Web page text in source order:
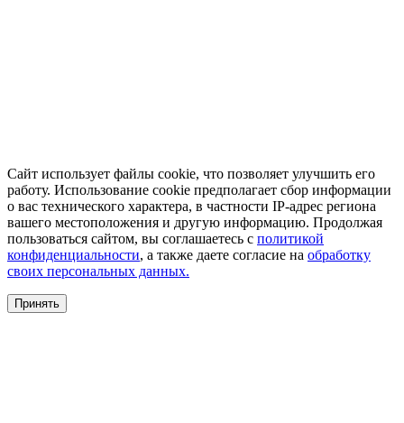
Сайт использует файлы cookie, что позволяет улучшить его
работу. Использование cookie предполагает сбор информации
о вас технического характера, в частности IP-адрес региона
вашего местоположения и другую информацию. Продолжая
пользоваться сайтом, вы соглашаетесь с политикой
конфиденциальности, а также даете согласие на обработку
своих персональных данных.
Принять